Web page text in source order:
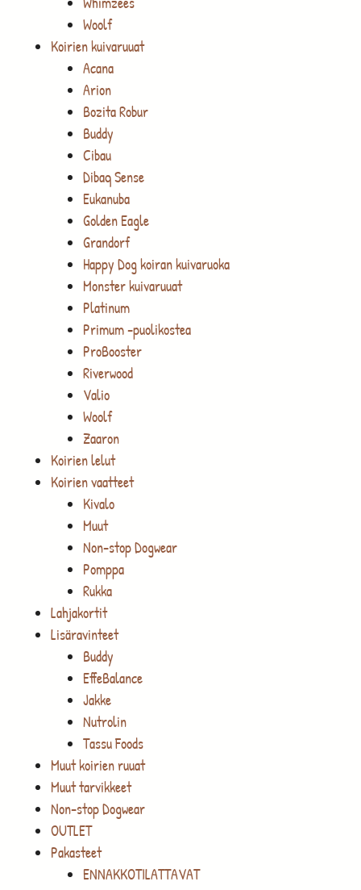
Woolf
Koirien kuivaruuat
Acana
Arion
Bozita Robur
Buddy
Cibau
Dibaq Sense
Eukanuba
Golden Eagle
Grandorf
Happy Dog koiran kuivaruoka
Monster kuivaruuat
Platinum
Primum -puolikostea
ProBooster
Riverwood
Valio
Woolf
Zaaron
Koirien lelut
Koirien vaatteet
Kivalo
Muut
Non-stop Dogwear
Pomppa
Rukka
Lahjakortit
Lisäravinteet
Buddy
EffeBalance
Jakke
Nutrolin
Tassu Foods
Muut koirien ruuat
Muut tarvikkeet
Non-stop Dogwear
OUTLET
Pakasteet
ENNAKKOTILATTAVAT